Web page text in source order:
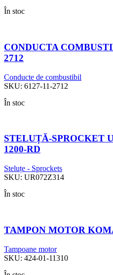
În stoc
CONDUCTA
2712
Conducte de combustibil
SKU: 6127-11-2712
În stoc
STELUȚĂ-SPROCKET
1200-RD
Steluțe - Sprockets
SKU: UR072Z314
În stoc
TAMPON MOTOR
Tampoane motor
SKU: 424-01-11310